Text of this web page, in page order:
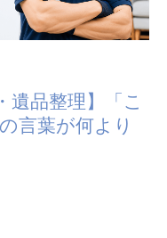
遺品整理】「こ
言葉が何より